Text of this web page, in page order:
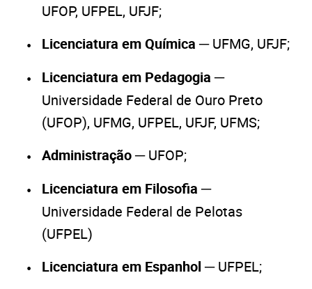
UFOP, UFPEL, UFJF;
Licenciatura em Química─ UFMG, UFJF;
Licenciatura em Pedagogia ─
Universidade Federal de Ouro Preto
(UFOP), UFMG, UFPEL, UFJF, UFMS;
Administração─ UFOP;
Licenciatura em Filosofia─
Universidade Federal de Pelotas
(UFPEL)
Licenciatura em Espanhol─ UFPEL;